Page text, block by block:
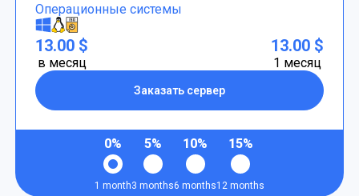
Операционные системы
13.00 $
в месяц
Заказать сервер
13.00 $
1 месяц
0%
1 month
5%
3 months
10%
6 months
15%
12 months